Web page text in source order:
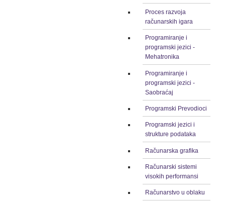
Proces razvoja
računarskih igara
Programiranje i
programski jezici -
Mehatronika
Programiranje i
programski jezici -
Saobraćaj
Programski Prevodioci
Programski jezici i
strukture podataka
Računarska grafika
Računarski sistemi
visokih performansi
Računarstvo u oblaku